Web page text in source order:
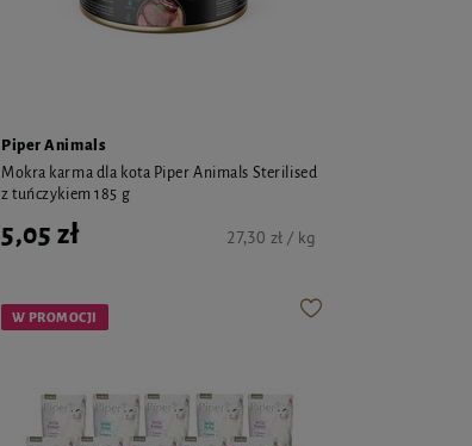
Piper Animals
Mokra karma dla kota Piper Animals Sterilised
z tuńczykiem 185 g
5,05 zł 27,30 zł / kg
W PROMOCJI